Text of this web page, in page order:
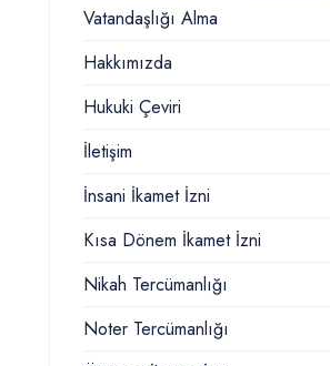
Vatandaşlığı Alma
Hakkımızda
Hukuki Çeviri
İletişim
İnsani İkamet İzni
Kısa Dönem İkamet İzni
Nikah Tercümanlığı
Noter Tercümanlığı